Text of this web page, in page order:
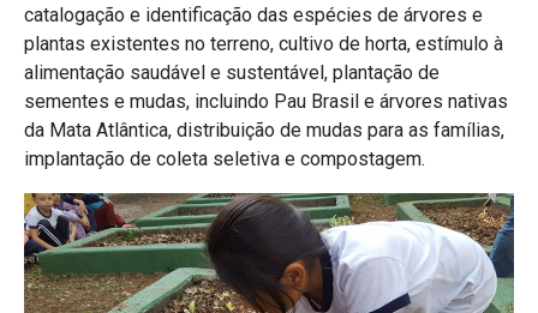
catalogação e identificação das espécies de árvores e
plantas existentes no terreno, cultivo de horta, estímulo à
alimentação saudável e sustentável, plantação de
sementes e mudas, incluindo Pau Brasil e árvores nativas
da Mata Atlântica, distribuição de mudas para as famílias,
implantação de coleta seletiva e compostagem.